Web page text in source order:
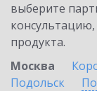
выберите
продукта.
Москва
Подольск